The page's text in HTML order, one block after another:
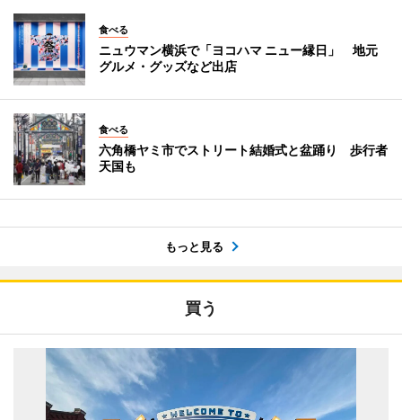
食べる
ニュウマン横浜で「ヨコハマ ニュー縁日」 地元
グルメ・グッズなど出店
食べる
六角橋ヤミ市でストリート結婚式と盆踊り 歩行者
天国も
もっと見る
買う